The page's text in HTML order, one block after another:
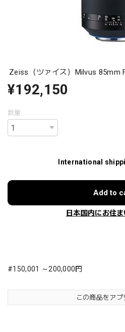
Zeiss（ツァイス）Milvus 85mm
¥192,150
数量
International
Add to
日本国内にお住
#150,001 ～200,000円
この商品をアプ